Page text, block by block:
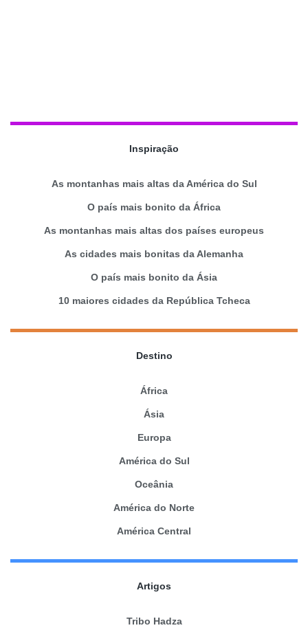
Inspiração
As montanhas mais altas da América do Sul
O país mais bonito da África
As montanhas mais altas dos países europeus
As cidades mais bonitas da Alemanha
O país mais bonito da Ásia
10 maiores cidades da República Tcheca
Destino
África
Ásia
Europa
América do Sul
Oceânia
América do Norte
América Central
Artigos
Tribo Hadza